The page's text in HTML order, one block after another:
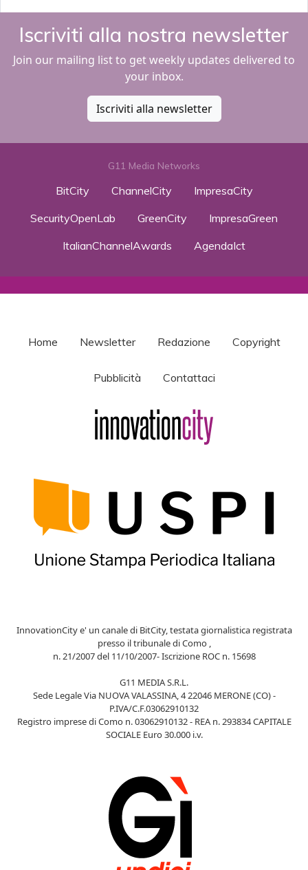
Iscriviti alla nostra newsletter
Join our mailing list to get weekly updates delivered to
your inbox.
Iscriviti alla newsletter
G11 Media Networks
BitCity ChannelCity
ImpresaCity
SecurityOpenLab
GreenCity
ImpresaGreen
ItalianChannelAwards
AgendaIct
Home Newsletter Redazione Copyright
Pubblicità Contattaci
InnovationCity e' un canale di BitCity, testata giornalistica registrata
presso il tribunale di Como ,
n. 21/2007 del 11/10/2007- Iscrizione ROC n. 15698
G11 MEDIA S.R.L.
Sede Legale Via NUOVA VALASSINA, 4 22046 MERONE (CO) -
P.IVA/C.F.03062910132
Registro imprese di Como n. 03062910132 - REA n. 293834 CAPITALE
SOCIALE Euro 30.000 i.v.